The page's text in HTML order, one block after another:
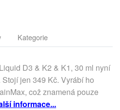
Kategorie
D3 & K2 & K1, 30 ml nyní
jen 349 Kč. Vyrábí ho
což znamená pouze
informace...